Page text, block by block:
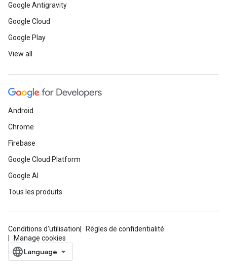
Google Antigravity
Google Cloud
Google Play
View all
Android
Chrome
Firebase
Google Cloud Platform
Google AI
Tous les produits
Conditions d'utilisation
Règles de confidentialité
Manage cookies